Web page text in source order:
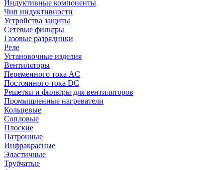
Индуктивные компоненты
Чип индуктивности
Устройства защиты
Сетевые фильтры
Газовые разрядники
Реле
Установочные изделия
Вентиляторы
Переменного тока AC
Постоянного тока DC
Решетки и фильтры для вентиляторов
Промышленные нагреватели
Кольцевые
Сопловые
Плоские
Патронные
Инфракрасные
Эластичные
Трубчатые